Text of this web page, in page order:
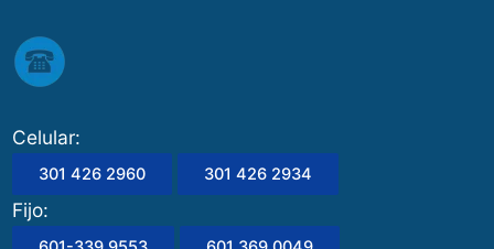
Celular:
301 426 2960 301 426 2934
Fijo: